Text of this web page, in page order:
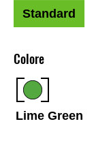
Colore
Lime Green
Standard